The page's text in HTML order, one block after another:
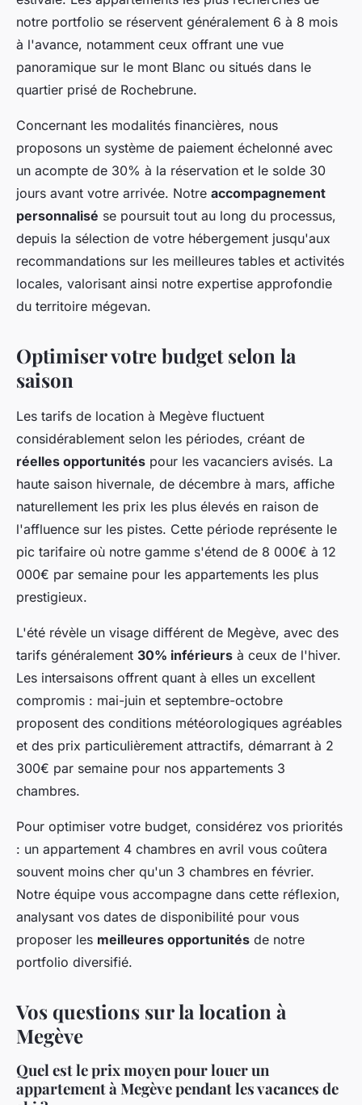
notre portfolio se réservent généralement 6 à 8 mois
à l'avance, notamment ceux offrant une vue
panoramique sur le mont Blanc ou situés dans le
quartier prisé de Rochebrune.
Concernant les modalités financières, nous
proposons un système de paiement échelonné avec
un acompte de 30% à la réservation et le solde 30
jours avant votre arrivée. Notre accompagnement
personnalisé se poursuit tout au long du processus,
depuis la sélection de votre hébergement jusqu'aux
recommandations sur les meilleures tables et activités
locales, valorisant ainsi notre expertise approfondie
du territoire mégevan.
Optimiser votre budget selon la
saison
Les tarifs de location à Megève fluctuent
considérablement selon les périodes, créant de
réelles opportunités pour les vacanciers avisés. La
haute saison hivernale, de décembre à mars, affiche
naturellement les prix les plus élevés en raison de
l'affluence sur les pistes. Cette période représente le
pic tarifaire où notre gamme s'étend de 8 000€ à 12
000€ par semaine pour les appartements les plus
prestigieux.
L'été révèle un visage différent de Megève, avec des
tarifs généralement 30% inférieurs à ceux de l'hiver.
Les intersaisons offrent quant à elles un excellent
compromis : mai-juin et septembre-octobre
proposent des conditions météorologiques agréables
et des prix particulièrement attractifs, démarrant à 2
300€ par semaine pour nos appartements 3
chambres.
Pour optimiser votre budget, considérez vos priorités
: un appartement 4 chambres en avril vous coûtera
souvent moins cher qu'un 3 chambres en février.
Notre équipe vous accompagne dans cette réflexion,
analysant vos dates de disponibilité pour vous
proposer les meilleures opportunités de notre
portfolio diversifié.
Vos questions sur la location à
Megève
Quel est le prix moyen pour louer un
appartement à Megève pendant les vacances de